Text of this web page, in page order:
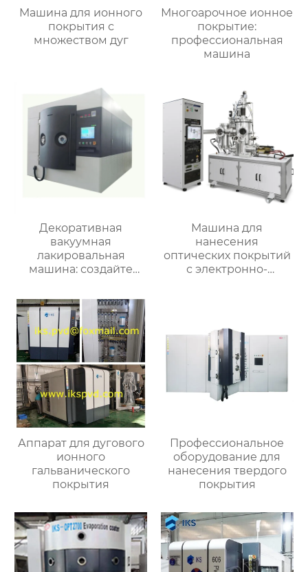
Машина для ионного
покрытия с
множеством дуг
Многоарочное ионное
покрытие:
профессиональная
машина
Декоративная
вакуумная
лакировальная
машина: создайте
для вашего продукта!
Машина для
нанесения
оптических покрытий
с электронно-
Аппарат для дугового
ионного
гальванического
покрытия
Профессиональное
оборудование для
нанесения твердого
покрытия